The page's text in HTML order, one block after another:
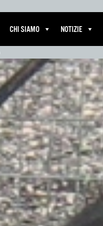
CHI SIAMO NOTIZIE